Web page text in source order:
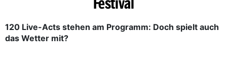
Festival
120 Live-Acts stehen am Programm: Doch spielt auch
das Wetter mit?